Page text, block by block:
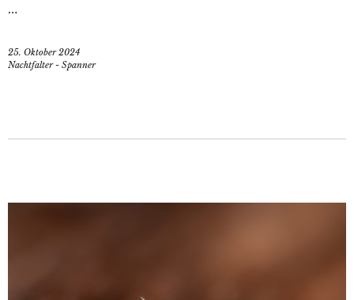
…
25. Oktober 2024
Nachtfalter - Spanner